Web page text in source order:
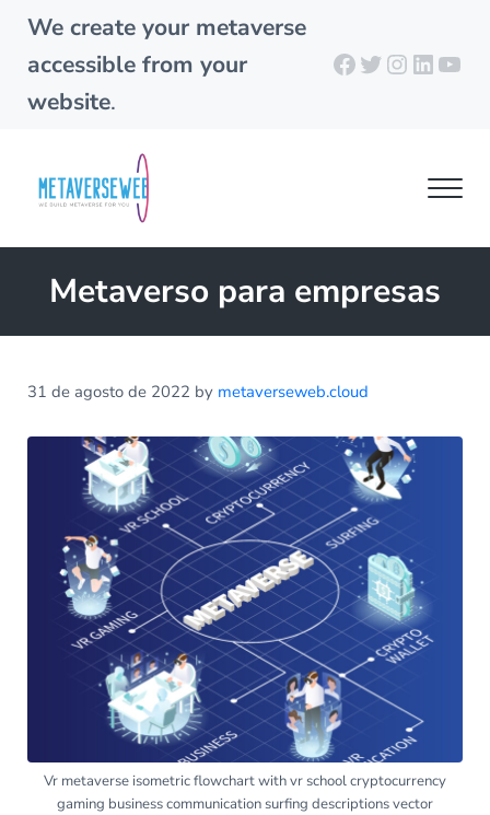
Skip to main content
Skip to header right navigation
Skip to site footer
We create your metaverse
accessible from your
website.
Facebook
Twitter
metaverseweb.cloud
Building your metaverse
Metaverso para empresas
31 de agosto de 2022 by metaverseweb.cloud
Vr metaverse isometric flowchart with vr school cryptocurrency
gaming business communication surfing descriptions vector